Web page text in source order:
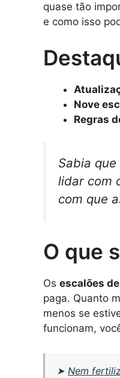
quase tão
e como isso
Nove
Regras
Sabia
lidar com
com que
O que
Os escalões de
paga. Quanto
menos se
funcionam,
➤Nem